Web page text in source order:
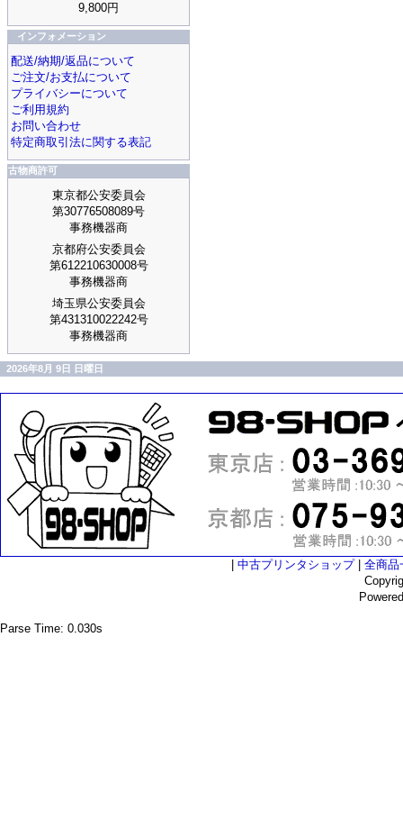
9,800円
インフォメーション
配送/納期/返品について
ご注文/お支払について
プライバシーについて
ご利用規約
お問い合わせ
特定商取引法に関する表記
古物商許可
東京都公安委員会
第30776508089号
事務機器商
京都府公安委員会
第612210630008号
事務機器商
埼玉県公安委員会
第431310022242号
事務機器商
2026年8月 9日 日曜日
中古プリンタショップ| 全商品
Parse Time: 0.030s